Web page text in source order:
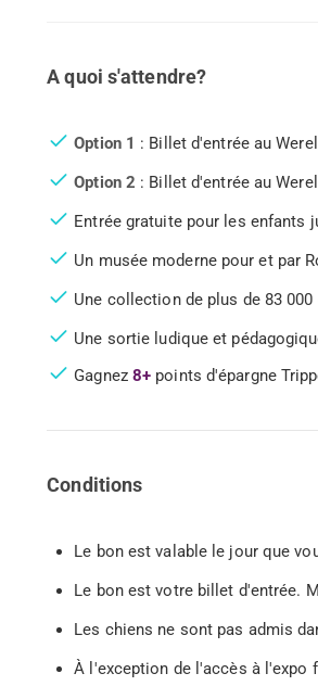
A quoi s'attendre?
Option 1 : Billet d'entrée au
Option 2 : Billet d'entrée au
Entrée gratuite pour les enfants
Un musée moderne pour et par
Une collection de plus de 83
Une sortie ludique et
Gagnez 8+ points d'épargne
Conditions
Le bon est valable le jour que
Le bon est votre billet d'entrée.
Les chiens ne sont pas admis
À l'exception de l'accès à l'expo